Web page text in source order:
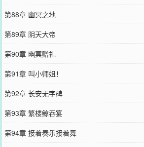
第88章 幽冥之地
第89章 阴天大帝
第90章 幽冥赠礼
第91章 叫小师姐！
第92章 长安无字碑
第93章 繁楼鲸吞宴
第94章 接着奏乐接着舞